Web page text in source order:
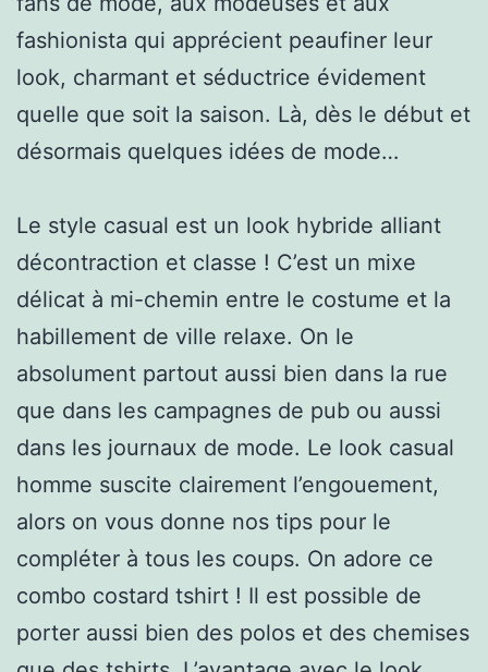
fashionista qui apprécient peaufiner leur
look, charmant et séductrice évidement
quelle que soit la saison. Là, dès le début et
désormais quelques idées de mode…
Le style casual est un look hybride alliant
décontraction et classe ! C’est un mixe
délicat à mi-chemin entre le costume et la
habillement de ville relaxe. On le
absolument partout aussi bien dans la rue
que dans les campagnes de pub ou aussi
dans les journaux de mode. Le look casual
homme suscite clairement l’engouement,
alors on vous donne nos tips pour le
compléter à tous les coups. On adore ce
combo costard tshirt ! Il est possible de
porter aussi bien des polos et des chemises